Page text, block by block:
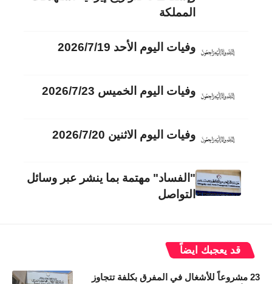
المملكة
وفيات اليوم الأحد 2026/7/19
وفيات اليوم الخميس 2026/7/23
وفيات اليوم الاثنين 2026/7/20
"الفساد" مهتمة بما ينشر عبر وسائل
التواصل
قد يعجبك ايضاً
23 مشروعاً للأشغال في المفرق بكلفة تتجاوز